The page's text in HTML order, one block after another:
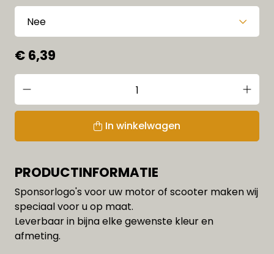
€ 6,39
In winkelwagen
PRODUCTINFORMATIE
Sponsorlogo's voor uw motor of scooter maken wij
speciaal voor u op maat.
Leverbaar in bijna elke gewenste kleur en
afmeting.